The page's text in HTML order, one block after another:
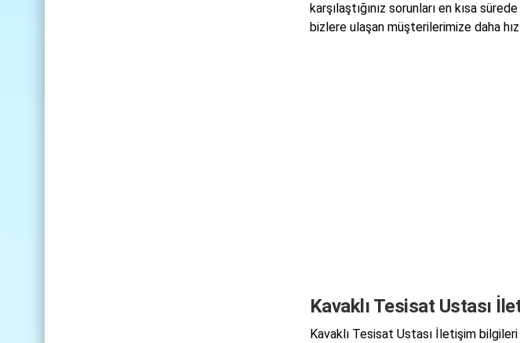
karşılaştığınız sorunları en kısa
bizlere ulaşan müşterilerimize daha
Kavaklı Tesisat Ustası
Kavaklı Tesisat Ustası İletişim